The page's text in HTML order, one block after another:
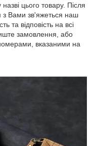
цього товару. Після
з Вами зв'яжеться наш
та відповість на всі
замовлення, або
вказаними на